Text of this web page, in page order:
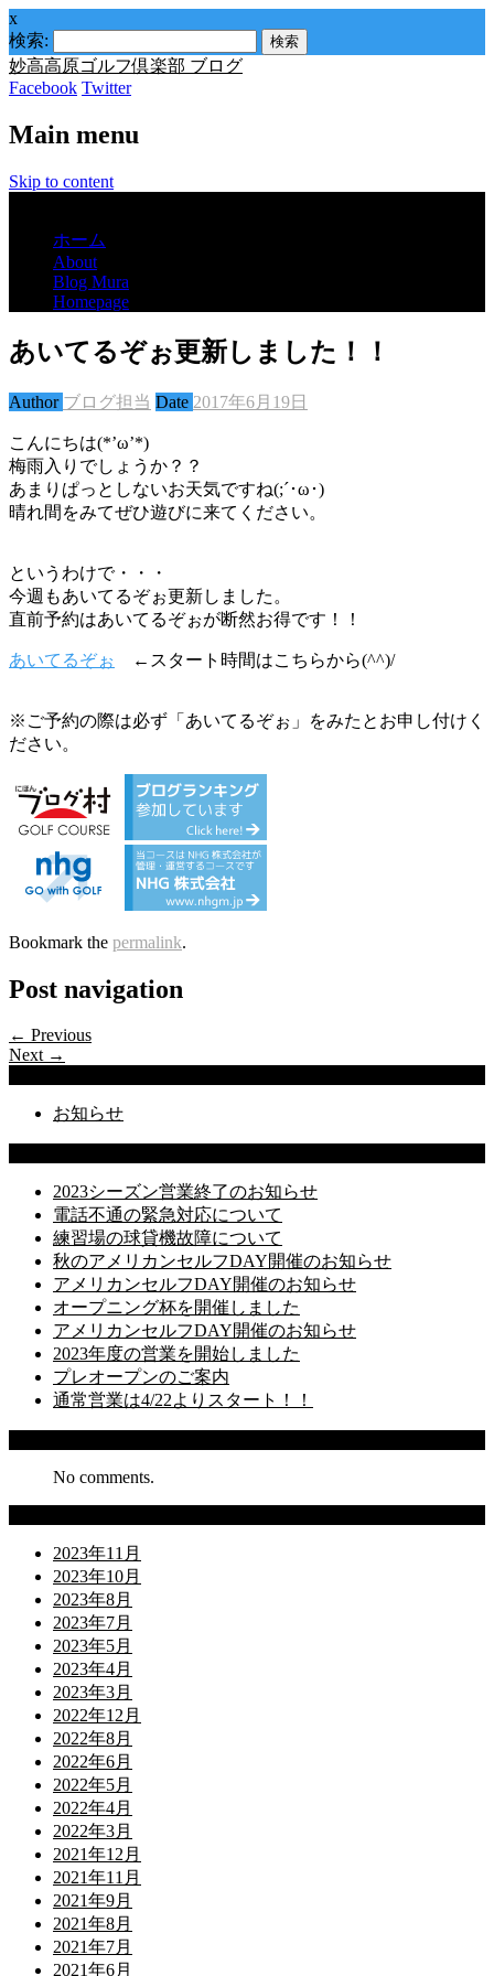
x
検索:
妙高高原ゴルフ倶楽部 ブログ
Facebook Twitter
Main menu
Skip to content
ホーム
About
Blog Mura
Homepage
あいてるぞぉ更新しました！！
Author ブログ担当 Date 2017年6月19日
こんにちは(*’ω’*)
梅雨入りでしょうか？？
あまりぱっとしないお天気ですね(;´･ω･)
晴れ間をみてぜひ遊びに来てください。
というわけで・・・
今週もあいてるぞぉ更新しました。
直前予約はあいてるぞぉが断然お得です！！
あいてるぞぉ ←スタート時間はこちらから(^^)/
※ご予約の際は必ず「あいてるぞぉ」をみたとお申し付けく
ださい。
Bookmark the permalink.
Post navigation
← Previous
Next →
お知らせ
2023シーズン営業終了のお知らせ
電話不通の緊急対応について
練習場の球貸機故障について
秋のアメリカンセルフDAY開催のお知らせ
アメリカンセルフDAY開催のお知らせ
オープニング杯を開催しました
アメリカンセルフDAY開催のお知らせ
2023年度の営業を開始しました
プレオープンのご案内
通常営業は4/22よりスタート！！
No comments.
2023年11月
2023年10月
2023年8月
2023年7月
2023年5月
2023年4月
2023年3月
2022年12月
2022年8月
2022年6月
2022年5月
2022年4月
2022年3月
2021年12月
2021年11月
2021年9月
2021年8月
2021年7月
2021年6月